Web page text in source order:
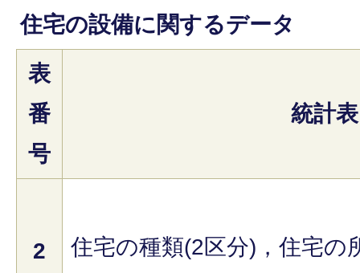
住宅の設備に関するデータ
表
番
号
統計表
2
住宅の種類(2区分)，住宅の